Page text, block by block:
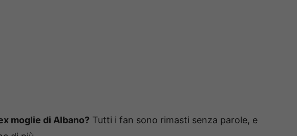
moglie di Albano? Tutti i fan sono rimasti senza parole, e